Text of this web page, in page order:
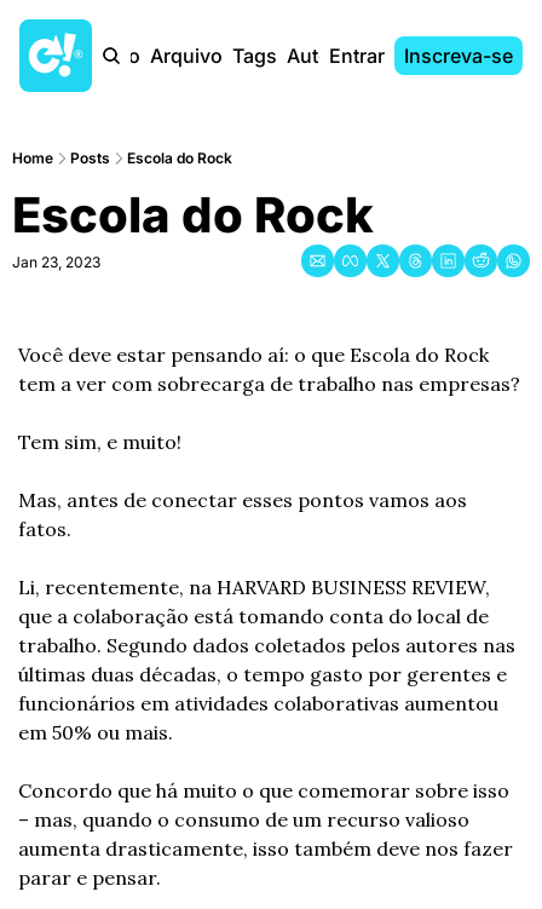
Início Arquivo Tags AutoresEntrar Inscreva-se
Home Posts Escola do Rock
Escola do Rock
Jan 23, 2023
Você deve estar pensando aí: o que Escola do Rock
tem a ver com sobrecarga de trabalho nas empresas?
Tem sim, e muito!
Mas, antes de conectar esses pontos vamos aos
fatos.
Li, recentemente, na HARVARD BUSINESS REVIEW,
que a colaboração está tomando conta do local de
trabalho. Segundo dados coletados pelos autores nas
últimas duas décadas, o tempo gasto por gerentes e
funcionários em atividades colaborativas aumentou
em 50% ou mais.
Concordo que há muito o que comemorar sobre isso
– mas, quando o consumo de um recurso valioso
aumenta drasticamente, isso também deve nos fazer
parar e pensar.